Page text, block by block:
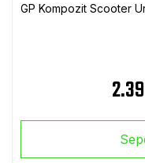
GP Kompozit Scooter